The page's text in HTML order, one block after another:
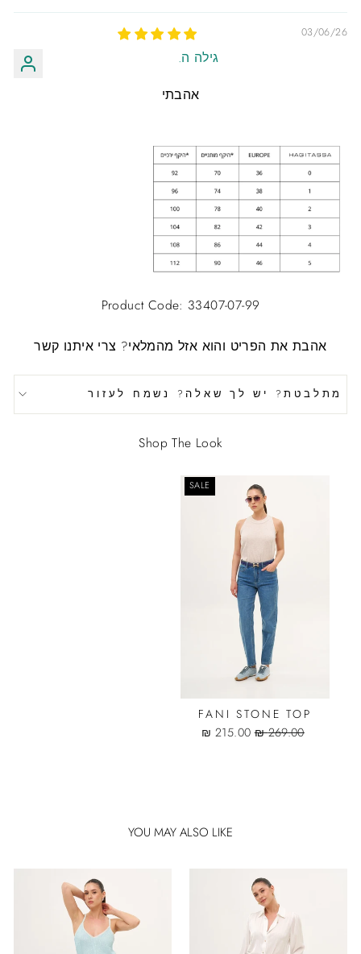
03/06/26
גילה ה.
אהבתי
Product Code: 33407-07-99
אהבת את הפריט והוא אזל מהמלאי? צרי איתנו קשר
מתלבטת? יש לך שאלה? נשמח לעזור
Shop The Look
SALE
FANI STONE TOP
Regular
269.00 ₪
Sale
215.00 ₪
YOU MAY ALSO LIKE